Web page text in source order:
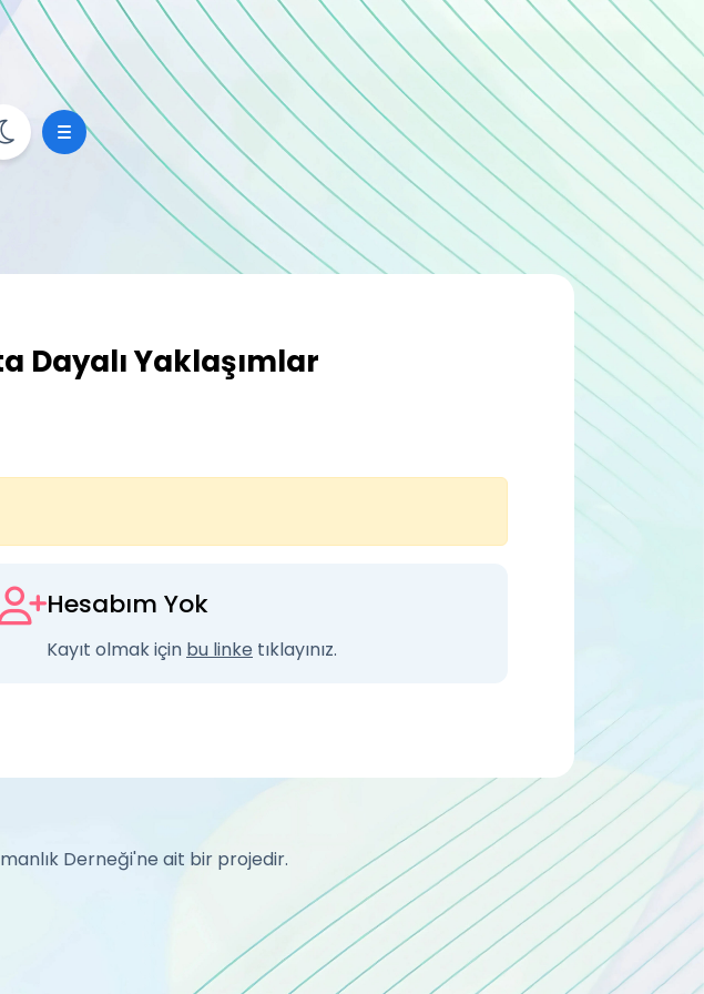
Dayalı Yaklaşımlar
Hesabım Yok
Kayıt olmak için bu linke tıklayınız.
Derneği'ne ait bir projedir.